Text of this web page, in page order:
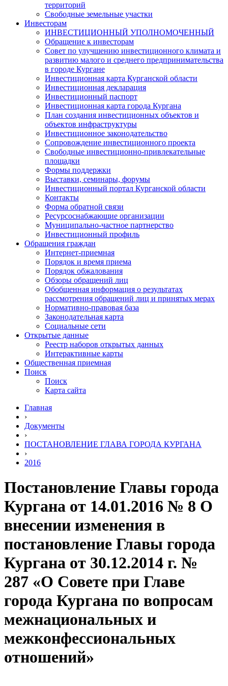
территорий
Свободные земельные участки
Инвесторам
ИНВЕСТИЦИОННЫЙ УПОЛНОМОЧЕННЫЙ
Обращение к инвесторам
Совет по улучшению инвестиционного климата и
развитию малого и среднего предпринимательства
в городе Кургане
Инвестиционная карта Курганской области
Инвестиционная декларация
Инвестиционный паспорт
Инвестиционная карта города Кургана
План создания инвестиционных объектов и
объектов инфраструктуры
Инвестиционное законодательство
Сопровождение инвестиционного проекта
Свободные инвестиционно-привлекательные
площадки
Формы поддержки
Выставки, семинары, форумы
Инвестиционный портал Курганской области
Контакты
Форма обратной связи
Ресурсоснабжающие организации
Муниципально-частное партнерство
Инвестиционный профиль
Обращения граждан
Интернет-приемная
Порядок и время приема
Порядок обжалования
Обзоры обращений лиц
Обобщенная информация о результатах
рассмотрения обращений лиц и принятых мерах
Нормативно-правовая база
Законодательная карта
Социальные сети
Открытые данные
Реестр наборов открытых данных
Интерактивные карты
Общественная приемная
Поиск
Поиск
Карта сайта
Главная
›
Документы
›
ПОСТАНОВЛЕНИЕ ГЛАВА ГОРОДА КУРГАНА
›
2016
Постановление Главы города
Кургана от 14.01.2016 № 8 О
внесении изменения в
постановление Главы города
Кургана от 30.12.2014 г. №
287 «О Совете при Главе
города Кургана по вопросам
межнациональных и
межконфессиональных
отношений»